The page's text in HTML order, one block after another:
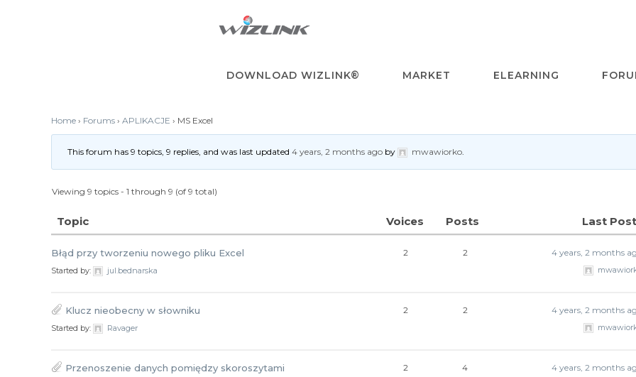
DOWNLOAD WIZLINK® MARKET ELEARNING
Home › Forums › APLIKACJE › MS Excel
This forum has 9 topics, 9 replies, and was last updated 4 years, 2 months ago by mwawiorko.
Viewing 9 topics - 1 through 9 (of 9 total)
Topic Voices Posts Last Post
Błąd przy tworzeniu nowego pliku Excel
Started by: jul.bednarska
2 2 4 years, 2 months
Klucz nieobecny w słowniku
Started by: Ravager
2 2 4 years, 2 months
Przenoszenie danych pomiędzy skoroszytami 2 4 4 years, 2 months